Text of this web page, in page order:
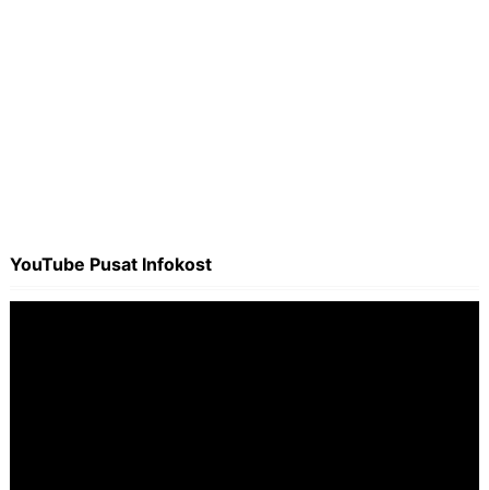
YouTube Pusat Infokost